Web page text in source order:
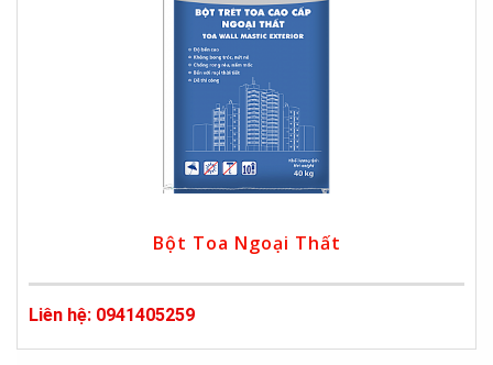
Bột Toa Ngoại Thất
Liên hệ: 0941405259